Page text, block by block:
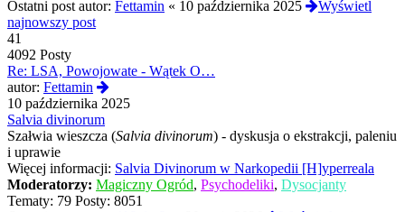
Ostatni post autor: Fettamin « 10 października 2025
Wyświetl
najnowszy post
41
4092 Posty
Re: LSA, Powojowate - Wątek O…
autor: Fettamin
najnowszy
10 października 2025
Salvia divinorum
Szałwia wieszcza (Salvia divinorum) - dyskusja o ekstrakcji, paleniu
i uprawie
Więcej informacji: Salvia Divinorum w Narkopedii [H]yperreala
Moderatorzy: Magiczny Ogród, Psychodeliki, Dysocjanty
Tematy: 79 Posty: 8051